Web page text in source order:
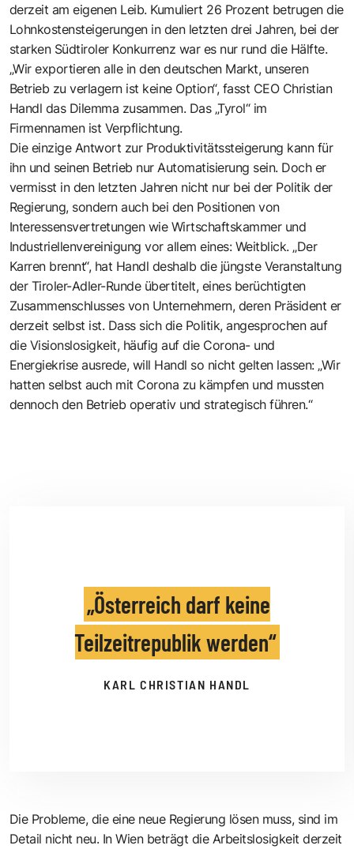
derzeit am eigenen Leib. Kumuliert 26 Prozent betrugen die
Lohnkostensteigerungen in den letzten drei Jahren, bei der
starken Südtiroler Konkurrenz war es nur rund die Hälfte.
„Wir exportieren alle in den deutschen Markt, unseren
Betrieb zu verlagern ist keine Option“, fasst CEO Christian
Handl das Dilemma zusammen. Das „Tyrol“ im
Firmennamen ist Verpflichtung.
Die einzige Antwort zur Produktivitätssteigerung kann für
ihn und seinen Betrieb nur Automatisierung sein. Doch er
vermisst in den letzten Jahren nicht nur bei der Politik der
Regierung, sondern auch bei den Positionen von
Interessensvertretungen wie Wirtschaftskammer und
Industriellenvereinigung vor allem eines: Weitblick. „Der
Karren brennt“, hat Handl deshalb die jüngste Veranstaltung
der Tiroler-Adler-Runde übertitelt, eines berüchtigten
Zusammenschlusses von Unternehmern, deren Präsident er
derzeit selbst ist. Dass sich die Politik, angesprochen auf
die Visionslosigkeit, häufig auf die Corona- und
Energiekrise ausrede, will Handl so nicht gelten lassen: „Wir
hatten selbst auch mit Corona zu kämpfen und mussten
dennoch den Betrieb operativ und strategisch führen.“
Österreich darf keine
Teilzeitrepublik werden
KARL CHRISTIAN HANDL
Die Probleme, die eine neue Regierung lösen muss, sind im
Detail nicht neu. In Wien beträgt die Arbeitslosigkeit derzeit